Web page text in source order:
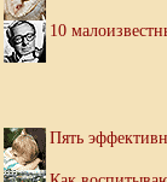
10
Пять